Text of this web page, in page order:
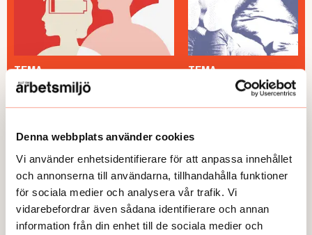
Denna webbplats använder cookies
Vi använder enhetsidentifierare för att anpassa innehållet
och annonserna till användarna, tillhandahålla funktioner
för sociala medier och analysera vår trafik. Vi
vidarebefordrar även sådana identifierare och annan
information från din enhet till de sociala medier och
TEMA
Utmattningssyndrom –
F43.8A – försvinner
TEMA
TEMA Konstant
GUIDEN